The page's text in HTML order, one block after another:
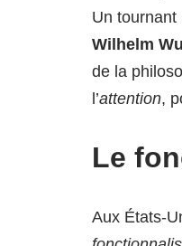
Un tournant
Wilhelm
de la
l’attention,
Le
Aux États-